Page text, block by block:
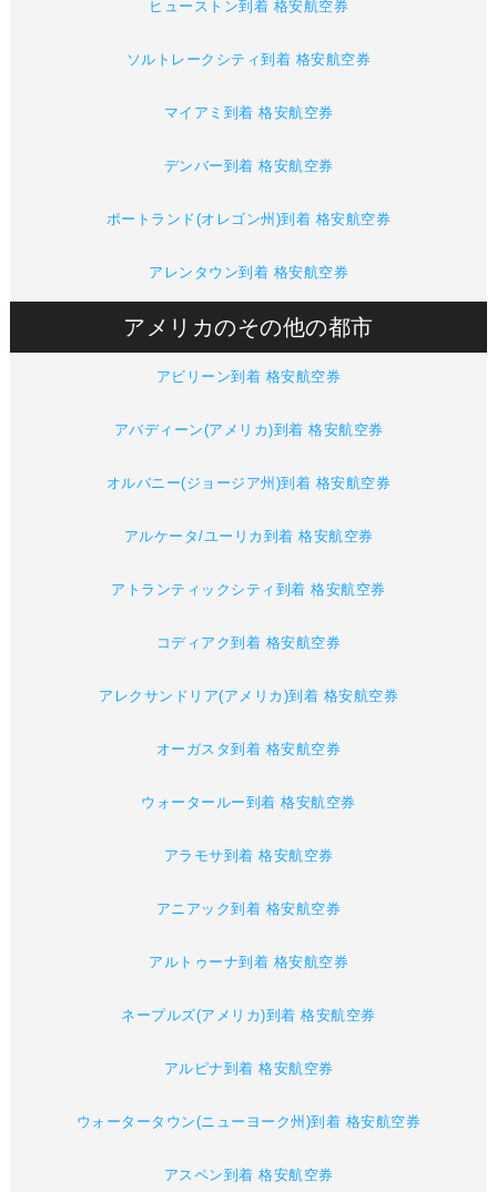
ヒューストン到着 格安航空券
ソルトレークシティ到着 格安航空券
マイアミ到着 格安航空券
デンバー到着 格安航空券
ポートランド(オレゴン州)到着 格安航空券
アレンタウン到着 格安航空券
アメリカのその他の都市
アビリーン到着 格安航空券
アバディーン(アメリカ)到着 格安航空券
オルバニー(ジョージア州)到着 格安航空券
アルケータ/ユーリカ到着 格安航空券
アトランティックシティ到着 格安航空券
コディアク到着 格安航空券
アレクサンドリア(アメリカ)到着 格安航空券
オーガスタ到着 格安航空券
ウォータールー到着 格安航空券
アラモサ到着 格安航空券
アニアック到着 格安航空券
アルトゥーナ到着 格安航空券
ネープルズ(アメリカ)到着 格安航空券
アルピナ到着 格安航空券
ウォータータウン(ニューヨーク州)到着 格安航空券
アスペン到着 格安航空券